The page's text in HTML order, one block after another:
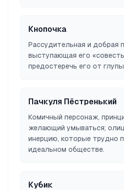
Кнопочка
Рассудительная и добрая
выступающая его
предостеречь его от
Пачкуля Пёстренький
Комичный персонаж,
желающий умываться;
инерцию, которые трудно
идеальном обществе.
Кубик